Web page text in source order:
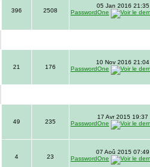
396 2508
05 Jan 2016 21:35
PasswordOne
21 176
10 Nov 2016 21:04
PasswordOne
49 235
17 Avr 2015 19:37
PasswordOne
4 23
07 Aoû 2015 07:49
PasswordOne